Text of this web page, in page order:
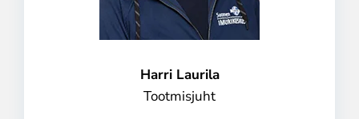
Harri Laurila
Tootmisjuht